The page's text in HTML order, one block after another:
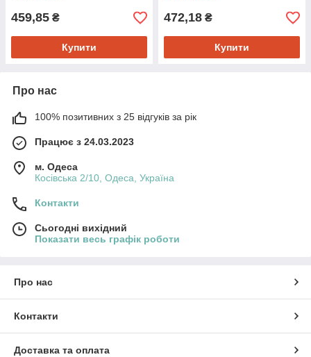
459,85 ₴
Купити
472,18 ₴
Купити
Про нас
100% позитивних з 25 відгуків за рік
Працює з 24.03.2023
м. Одеса
Косівська 2/10, Одеса, Україна
Контакти
Сьогодні вихідний
Показати весь графік роботи
Про нас
Контакти
Доставка та оплата